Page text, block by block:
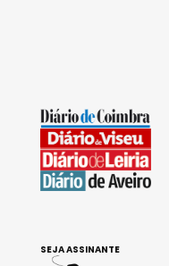
SEJA ASSINANTE